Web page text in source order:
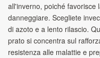
all'inverno, poiché favorisce
danneggiare. Scegliete
di azoto e a lento rilascio.
prato si concentra sul
resistenza alle malattie e